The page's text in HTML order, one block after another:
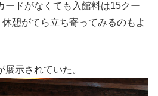
ードがなくても入館料は15クー
憩がてら立ち寄ってみるのもよ
示されていた。